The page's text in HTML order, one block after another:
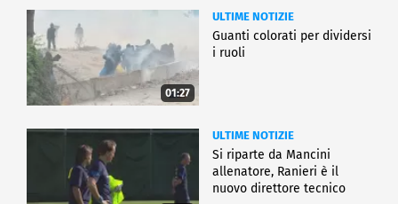
01:27
ULTIME NOTIZIE
Guanti colorati per dividersi
i ruoli
ULTIME NOTIZIE
Si riparte da Mancini
allenatore, Ranieri è il
nuovo direttore tecnico